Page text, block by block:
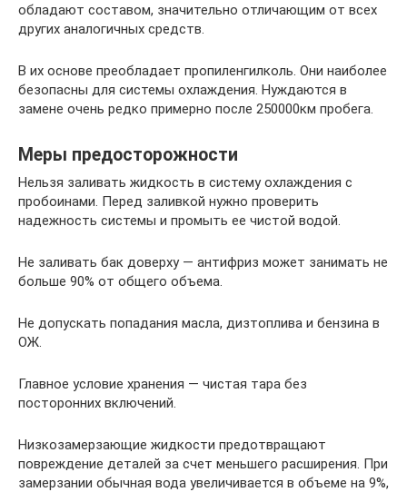
обладают составом, значительно отличающим от всех
других аналогичных средств.
В их основе преобладает пропиленгилколь. Они наиболее
безопасны для системы охлаждения. Нуждаются в
замене очень редко примерно после 250000км пробега.
Меры предосторожности
Нельзя заливать жидкость в систему охлаждения с
пробоинами. Перед заливкой нужно проверить
надежность системы и промыть ее чистой водой.
Не заливать бак доверху — антифриз может занимать не
больше 90% от общего объема.
Не допускать попадания масла, дизтоплива и бензина в
ОЖ.
Главное условие хранения — чистая тара без
посторонних включений.
Низкозамерзающие жидкости предотвращают
повреждение деталей за счет меньшего расширения. При
замерзании обычная вода увеличивается в объеме на 9%,